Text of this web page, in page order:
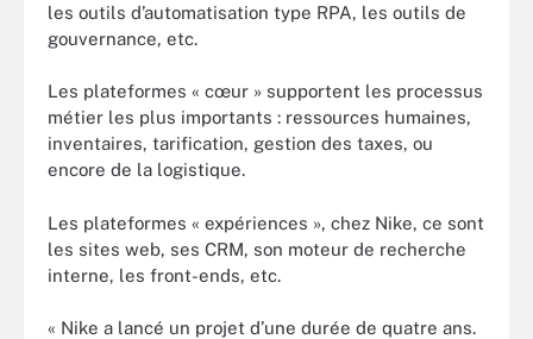
les outils d’automatisation type RPA, les outils de
gouvernance, etc.
Les plateformes « cœur » supportent les processus
métier les plus importants : ressources humaines,
inventaires, tarification, gestion des taxes, ou
encore de la logistique.
Les plateformes « expériences », chez Nike, ce sont
les sites web, ses CRM, son moteur de recherche
interne, les front-ends, etc.
« Nike a lancé un projet d’une durée de quatre ans.